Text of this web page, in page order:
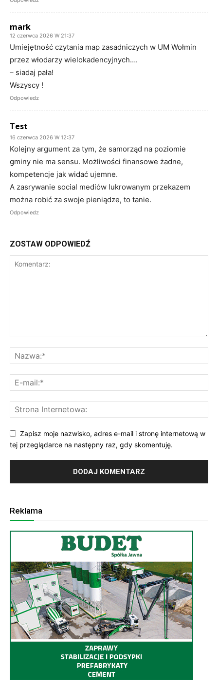
mark
12 czerwca 2026 W 21:37
Umiejętność czytania map zasadniczych w UM Wołmin
przez włodarzy wielokadencyjnych….
– siadaj pała!
Wszyscy !
Odpowiedz
Test
16 czerwca 2026 W 12:37
Kolejny argument za tym, że samorząd na poziomie
gminy nie ma sensu. Możliwości finansowe żadne,
kompetencje jak widać ujemne.
A zasrywanie social mediów lukrowanym przekazem
można robić za swoje pieniądze, to tanie.
Odpowiedz
ZOSTAW ODPOWIEDŹ
Zapisz moje nazwisko, adres e-mail i stronę internetową w
tej przeglądarce na następny raz, gdy skomentuję.
Reklama